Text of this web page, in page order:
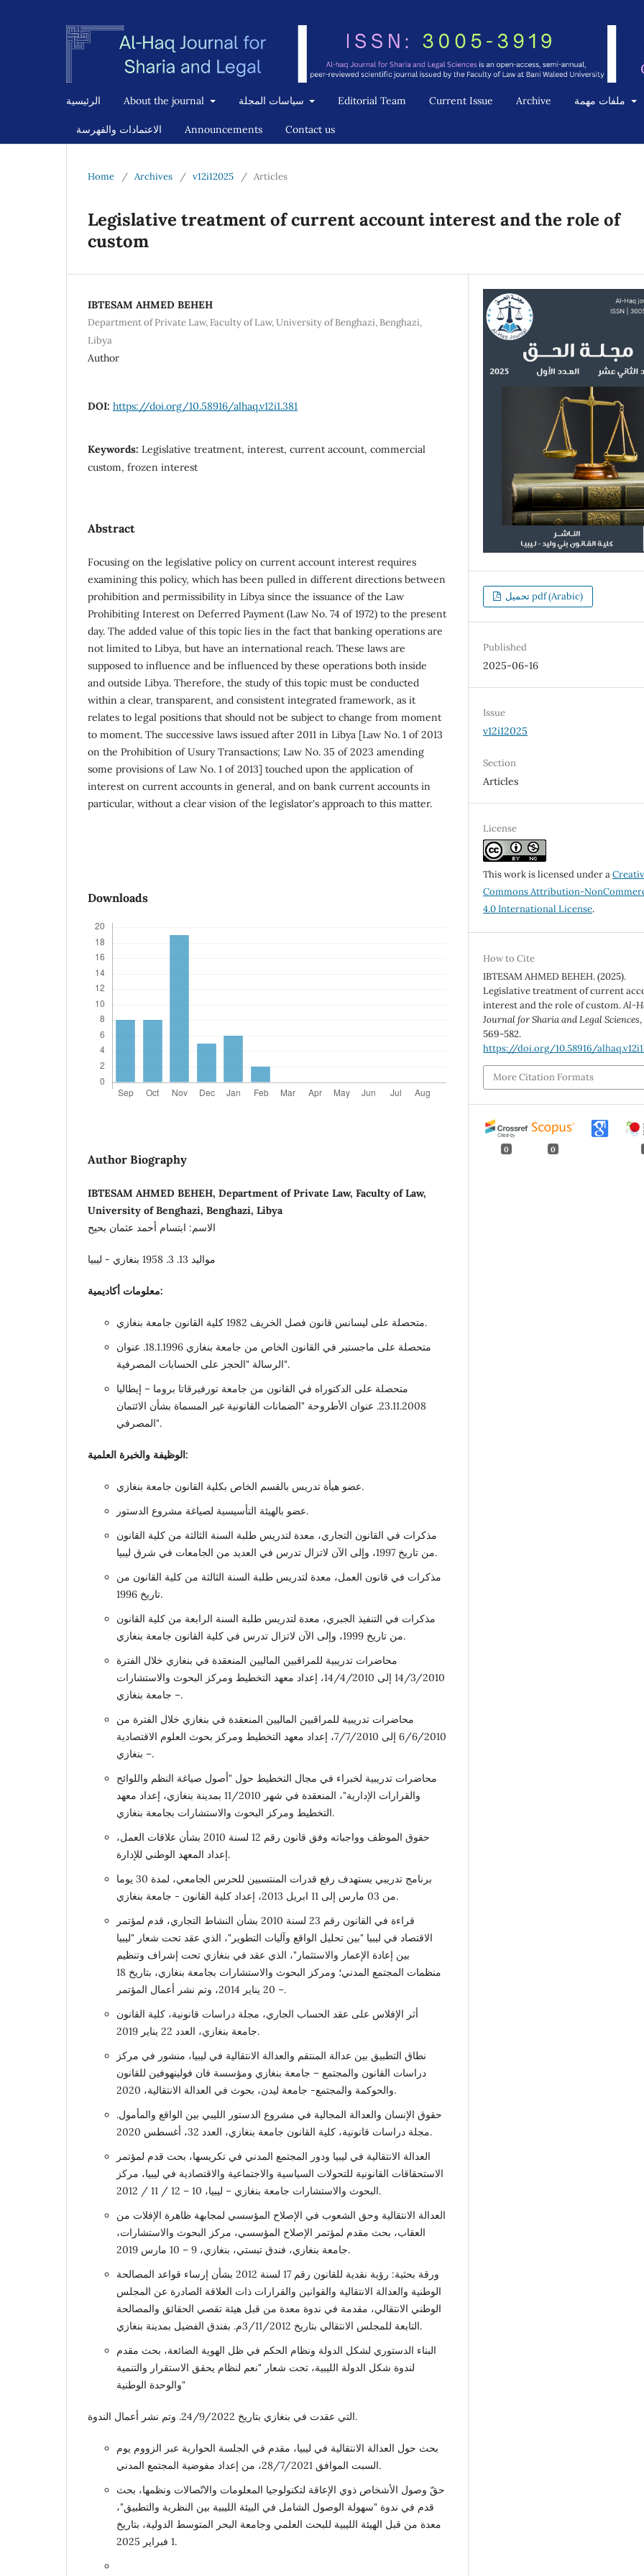
الرئيسية About the journal Editorial Team Current Issue Archive
الاعتمادات والفهرسة Announcements Contact us
Home / Archives / v12i12025 / Articles
Legislative treatment of current account interest and the role of
custom
IBTESAM AHMED BEHEH
Department of Private Law, Faculty of Law, University of Benghazi, Benghazi,
Libya
Author
DOI: https://doi.org/10.58916/alhaq.v12i1.381
Keywords: Legislative treatment, interest, current account, commercial
custom, frozen interest
Abstract
Focusing on the legislative policy on current account interest requires
examining this policy, which has been pulled in different directions between
prohibition and permissibility in Libya since the issuance of the Law
Prohibiting Interest on Deferred Payment (Law No. 74 of 1972) to the present
day. The added value of this topic lies in the fact that banking operations are
not limited to Libya, but have an international reach. These laws are
supposed to influence and be influenced by these operations both inside
and outside Libya. Therefore, the study of this topic must be conducted
within a clear, transparent, and consistent integrated framework, as it
relates to legal positions that should not be subject to change from moment
to moment. The successive laws issued after 2011 in Libya [Law No. 1 of 2013
on the Prohibition of Usury Transactions; Law No. 35 of 2023 amending
some provisions of Law No. 1 of 2013] touched upon the application of
interest on current accounts in general, and on bank current accounts in
particular, without a clear vision of the legislator's approach to this matter.
Downloads
Author Biography
IBTESAM AHMED BEHEH, Department of Private Law, Faculty of Law,
University of Benghazi, Benghazi, Libya
الاسم: ابتسام أحمد عثمان بحيح
مواليد 13. 3. 1958 بنغازي - ليبيا
معلومات أكاديمية:
متحصلة على ليسانس قانون فصل الخريف 1982 كلية القانون جامعة بنغازي.
متحصلة على ماجستير في القانون الخاص من جامعة بنغازي 18.1.1996. عنوان
الرسالة "الحجز على الحسابات المصرفية".
متحصلة على الدكتوراه في القانون من جامعة تورفيرقاتا بروما – إيطاليا
23.11.2008. عنوان الأطروحة "الضمانات القانونية غير المسماة بشأن الائتمان
المصرفي".
الوظيفة والخبرة العلمية:
عضو هيأة تدريس بالقسم الخاص بكلية القانون جامعة بنغازي.
عضو بالهيئة التأسيسية لصياغة مشروع الدستور.
مذكرات في القانون التجاري، معدة لتدريس طلبة السنة الثالثة من كلية القانون
من تاريخ 1997، وإلى الآن لاتزال تدرس في العديد من الجامعات في شرق ليبيا.
مذكرات في قانون العمل، معدة لتدريس طلبة السنة الثالثة من كلية القانون من
تاريخ 1996.
مذكرات في التنفيذ الجبري، معدة لتدريس طلبة السنة الرابعة من كلية القانون
من تاريخ 1999، وإلى الآن لاتزال تدرس في كلية القانون جامعة بنغازي.
محاضرات تدريبية للمراقبين الماليين المنعقدة في بنغازي خلال الفترة
14/3/2010 إلى 14/4/2010، إعداد معهد التخطيط ومركز البحوث والاستشارات
– جامعة بنغازي.
محاضرات تدريبية للمراقبين الماليين المنعقدة في بنغازي خلال الفترة من
6/6/2010 إلى 7/7/2010، إعداد معهد التخطيط ومركز بحوث العلوم الاقتصادية
– بنغازي.
محاضرات تدريبية لخبراء في مجال التخطيط حول "أصول صياغة النظم واللوائح
والقرارات الإدارية"، المنعقدة في شهر 11/2010 بمدينة بنغازي، إعداد معهد
التخطيط ومركز البحوث والاستشارات بجامعة بنغازي.
حقوق الموظف وواجباته وفق قانون رقم 12 لسنة 2010 بشأن علاقات العمل،
إعداد المعهد الوطني للإدارة.
برنامج تدريبي يستهدف رفع قدرات المنتسبين للحرس الجامعي، لمدة 30 يوما
من 03 مارس إلى 11 ابريل 2013، إعداد كلية القانون - جامعة بنغازي.
قراءة في القانون رقم 23 لسنة 2010 بشأن النشاط التجاري، قدم لمؤتمر
الاقتصاد في ليبيا "بين تحليل الواقع وآليات التطوير"، الذي عقد تحت شعار "ليبيا
بين إعادة الإعمار والاستثمار"، الذي عقد في بنغازي تحت إشراف وتنظيم
منظمات المجتمع المدني؛ ومركز البحوث والاستشارات بجامعة بنغازي، بتاريخ 18
– 20 يناير 2014، وتم نشر أعمال المؤتمر.
أثر الإفلاس على عقد الحساب الجاري، مجلة دراسات قانونية، كلية القانون
جامعة بنغازي، العدد 22 يناير 2019.
نطاق التطبيق بين عدالة المنتقم والعدالة الانتقالية في ليبيا، منشور في مركز
دراسات القانون والمجتمع – جامعة بنغازي ومؤسسة فان فولينهوفين للقانون
والحوكمة والمجتمع- جامعة ليدن، بحوث في العدالة الانتقالية، 2020.
حقوق الإنسان والعدالة المجالية في مشروع الدستور الليبي بين الواقع والمأمول.
مجلة دراسات قانونية، كلية القانون جامعة بنغازي، العدد 32، أغسطس 2020.
العدالة الانتقالية في ليبيا ودور المجتمع المدني في تكريسها، بحث قدم لمؤتمر
الاستحقاقات القانونية للتحولات السياسية والاجتماعية والاقتصادية في ليبيا، مركز
البحوث والاستشارات جامعة بنغازي – ليبيا، 10 – 12 / 11 / 2012.
العدالة الانتقالية وحق الشعوب في الإصلاح المؤسسي لمجابهة ظاهرة الإفلات من
العقاب، بحث مقدم لمؤتمر الإصلاح المؤسسي، مركز البحوث والاستشارات،
جامعة بنغازي، فندق تبستي، بنغازي، 9 – 10 مارس 2019.
ورقة بحثية: رؤية نقدية للقانون رقم 17 لسنة 2012 بشأن إرساء قواعد المصالحة
الوطنية والعدالة الانتقالية والقوانين والقرارات ذات العلاقة الصادرة عن المجلس
الوطني الانتقالي، مقدمة في ندوة معدة من قبل هيئة تقصي الحقائق والمصالحة
التابعة للمجلس الانتقالي بتاريخ 3/11/2012م. بفندق الفضيل بمدينة بنغازي.
البناء الدستوري لشكل الدولة ونظام الحكم في ظل الهوية الضائعة، بحث مقدم
لندوة شكل الدولة الليبية، تحت شعار "نعم لنظام يحقق الاستقرار والتنمية
والوحدة الوطنية"
التي عقدت في بنغازي بتاريخ 24/9/2022. وتم نشر أعمال الندوة.
بحث حول العدالة الانتقالية في ليبيا، مقدم في الجلسة الحوارية عبر الزووم يوم
السبت الموافق 28/7/2021، من إعداد مفوضية المجتمع المدني.
حقّ وصول الأشخاص ذوي الإعاقة لتكنولوجيا المعلومات والاتّصالات ونظمها، بحث
قدم في ندوة "سهولة الوصول الشامل في البيئة الليبية بين النظرية والتطبيق"،
معدة من قبل الهيئة الليبية للبحث العلمي وجامعة البحر المتوسط الدولية، بتاريخ
1 فبراير 2025.
تحميل pdf (Arabic)
Published
2025-06-16
Issue
v12i12025
Section
Articles
License
This work is licensed under a
Commons Attribution-
4.0 International License.
How to Cite
IBTESAM AHMED BEHEH. (2025).
Legislative treatment of current
interest and the role of custom.Al-
Journal for Sharia and Legal Sciences,
569-582.
https://doi.org/10.58916/
More Citation Formats
0 0